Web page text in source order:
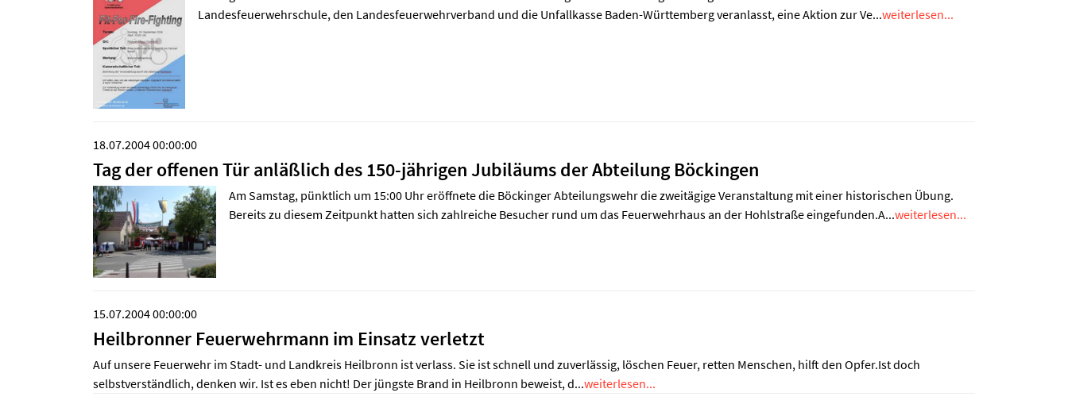
Landesfeuerwehrschule, den Landesfeuerwehrverband und die Unfallkasse Baden-Württemberg veranlasst, eine Aktion zur Ve...weiterlesen...
18.07.2004 00:00:00
Tag der offenen Tür anläßlich des 150-jährigen Jubiläums der Abteilung Böckingen
Am Samstag, pünktlich um 15:00 Uhr eröffnete die Böckinger Abteilungswehr die zweitägige Veranstaltung mit einer historischen Übung.
Bereits zu diesem Zeitpunkt hatten sich zahlreiche Besucher rund um das Feuerwehrhaus an der Hohlstraße eingefunden.A...weiterlesen...
15.07.2004 00:00:00
Heilbronner Feuerwehrmann im Einsatz verletzt
Auf unsere Feuerwehr im Stadt- und Landkreis Heilbronn ist verlass. Sie ist schnell und zuverlässig, löschen Feuer, retten Menschen, hilft den Opfer.Ist doch
selbstverständlich, denken wir. Ist es eben nicht! Der jüngste Brand in Heilbronn beweist, d...weiterlesen...